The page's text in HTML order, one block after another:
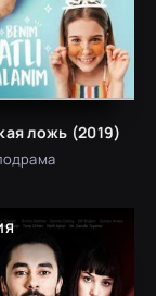
ложь (2019)